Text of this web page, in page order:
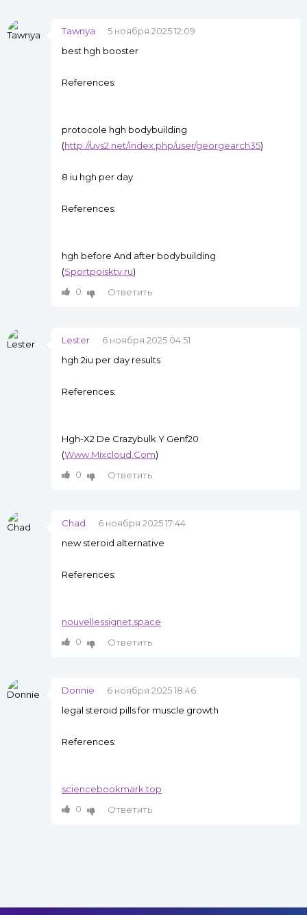
Tawnya
5 ноября 2025 12:09
best hgh booster
References:
protocole hgh bodybuilding
(http://uvs2.net/index.php/user/georgearch35)
8 iu hgh per day
References:
hgh before And after bodybuilding
(Sportpoisktv.ru)
0
Ответить
Lester
6 ноября 2025 04:51
hgh 2iu per day results
References:
Hgh-X2 De Crazybulk Y Genf20
(Www.Mixcloud.Com)
0
Ответить
Chad
6 ноября 2025 17:44
new steroid alternative
References:
nouvellessignet.space
0
Ответить
Donnie
6 ноября 2025 18:46
legal steroid pills for muscle growth
References:
sciencebookmark.top
0
Ответить